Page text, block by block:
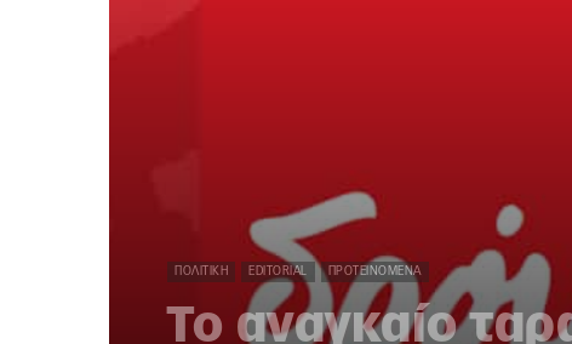
ΠΟΛΙΤΙΚΉ EDITORIAL ΠΡΟΤΕΙΝΌΜΕΝΑ
Το αναγκαίο